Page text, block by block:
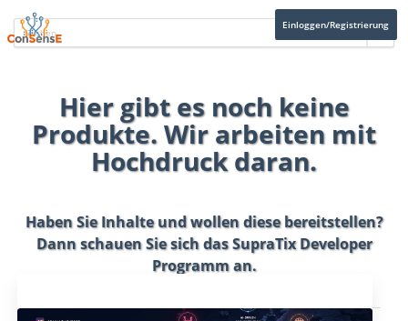
Einloggen/Registrierung
Hier gibt es noch keine
Produkte. Wir arbeiten mit
Hochdruck daran.
Haben Sie Inhalte und wollen diese bereitstellen?
Dann schauen Sie sich dasSupraTix Developer
Programman.